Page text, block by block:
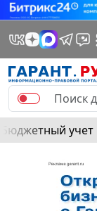
Бюджетный учет